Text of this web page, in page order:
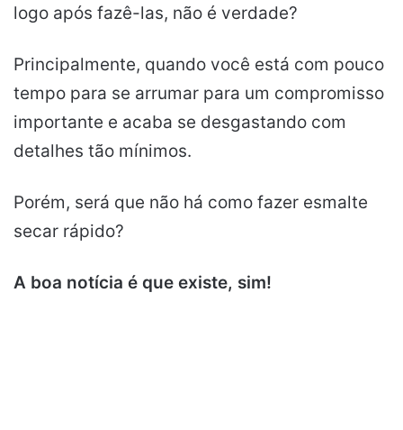
logo após fazê-las, não é verdade?
Principalmente, quando você está com pouco
tempo para se arrumar para um compromisso
importante e acaba se desgastando com
detalhes tão mínimos.
Porém, será que não há como fazer esmalte
secar rápido?
A boa notícia é que existe, sim!